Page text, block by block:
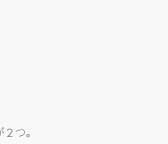
つ。